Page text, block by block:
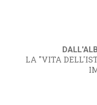
LA "VITA